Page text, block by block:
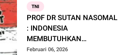
TNI
PROF DR SUTAN NASOMAL
: INDONESIA
MEMBUTUHKAN
PEMIMPIN YANG
Februari 06, 2026